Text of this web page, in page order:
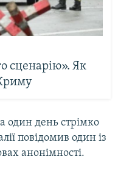
сценарію». Як
один день стрімко
повідомив один із
анонімності.